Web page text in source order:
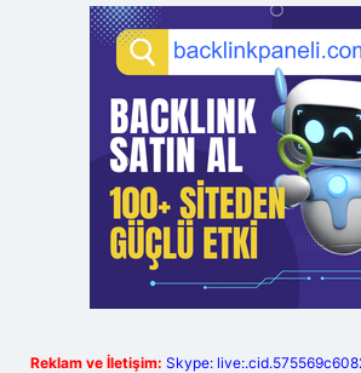
Reklam ve İletişim: Skype: